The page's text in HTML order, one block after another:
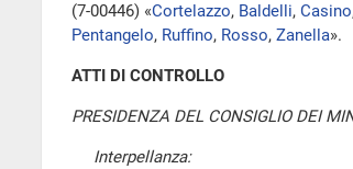
(7-00446) «Cortelazzo, Baldelli, Casino
Pentangelo, Ruffino, Rosso, Zanella».
ATTI DI CONTROLLO
PRESIDENZA DEL CONSIGLIO DEI
Interpellanza: